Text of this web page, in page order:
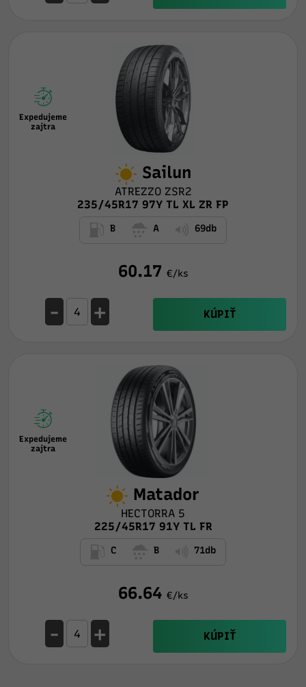
Expedujeme
zajtra
Sailun
ATREZZO ZSR2
235/45R17 97Y TL XL ZR FP
B A 69db
60.17 €/ks
- + KÚPIŤ
Expedujeme
zajtra
Matador
HECTORRA 5
225/45R17 91Y TL FR
C B 71db
66.64 €/ks
- + KÚPIŤ